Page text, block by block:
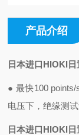
产品介绍
日本进口HIOKI
● 最快100
电压下，绝缘测
日本进口HIOKI